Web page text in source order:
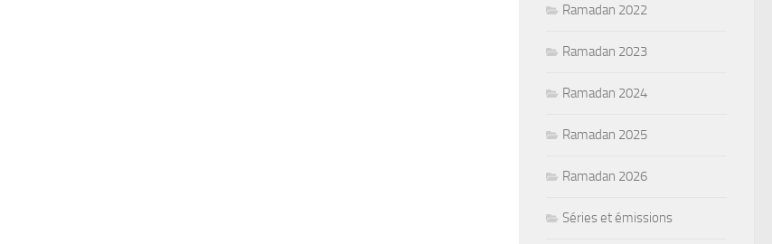
Ramadan 2022
Ramadan 2023
Ramadan 2024
Ramadan 2025
Ramadan 2026
Séries et émissions